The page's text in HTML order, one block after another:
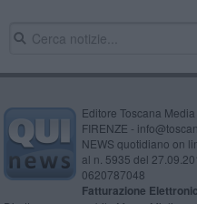
Editore Toscana
FIRENZE -
NEWS quotidiano on
al n. 5935 del
0620787048
Fatturazione